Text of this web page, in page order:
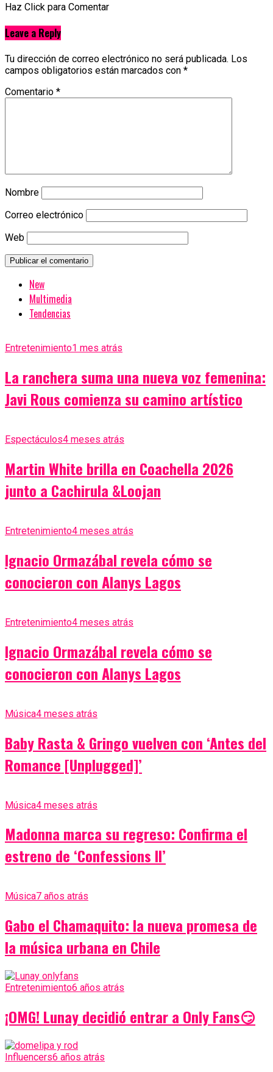
Haz Click para Comentar
Leave a Reply
Tu dirección de correo electrónico no será publicada. Los
campos obligatorios están marcados con *
Comentario *
Nombre
Correo electrónico
Web
New
Multimedia
Tendencias
Entretenimiento1 mes atrás
La ranchera suma una nueva voz femenina:
Javi Rous comienza su camino artístico
Espectáculos4 meses atrás
Martin White brilla en Coachella 2026
junto a Cachirula &Loojan
Entretenimiento4 meses atrás
Ignacio Ormazábal revela cómo se
conocieron con Alanys Lagos
Entretenimiento4 meses atrás
Ignacio Ormazábal revela cómo se
conocieron con Alanys Lagos
Música4 meses atrás
Baby Rasta & Gringo vuelven con ‘Antes del
Romance [Unplugged]’
Música4 meses atrás
Madonna marca su regreso: Confirma el
estreno de ‘Confessions II’
Música7 años atrás
Gabo el Chamaquito: la nueva promesa de
la música urbana en Chile
Entretenimiento6 años atrás
¡OMG! Lunay decidió entrar a Only Fans😏
Influencers6 años atrás